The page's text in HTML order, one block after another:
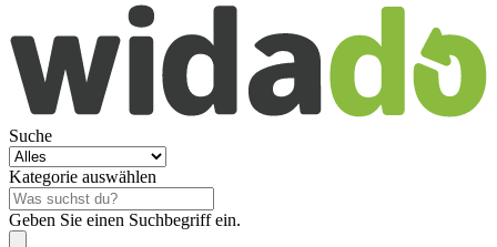
Suche
Kategorie auswählen
Geben Sie einen Suchbegriff ein.